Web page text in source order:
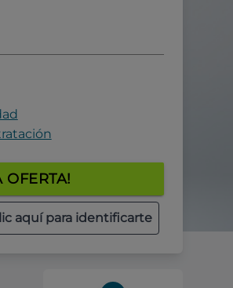
OFERTA!
aquí para identificarte